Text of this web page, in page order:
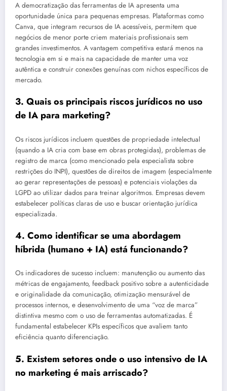
A democratização das ferramentas de IA apresenta uma
oportunidade única para pequenas empresas. Plataformas como
Canva, que integram recursos de IA acessíveis, permitem que
negócios de menor porte criem materiais profissionais sem
grandes investimentos. A vantagem competitiva estará menos na
tecnologia em si e mais na capacidade de manter uma voz
autêntica e construir conexões genuínas com nichos específicos de
mercado.
3. Quais os principais riscos jurídicos no uso
de IA para marketing?
Os riscos jurídicos incluem questões de propriedade intelectual
(quando a IA cria com base em obras protegidas), problemas de
registro de marca (como mencionado pela especialista sobre
restrições do INPI), questões de direitos de imagem (especialmente
ao gerar representações de pessoas) e potenciais violações da
LGPD ao utilizar dados para treinar algoritmos. Empresas devem
estabelecer políticas claras de uso e buscar orientação jurídica
especializada.
4. Como identificar se uma abordagem
híbrida (humano + IA) está funcionando?
Os indicadores de sucesso incluem: manutenção ou aumento das
métricas de engajamento, feedback positivo sobre a autenticidade
e originalidade da comunicação, otimização mensurável de
processos internos, e desenvolvimento de uma “voz de marca”
distintiva mesmo com o uso de ferramentas automatizadas. É
fundamental estabelecer KPIs específicos que avaliem tanto
eficiência quanto diferenciação.
5. Existem setores onde o uso intensivo de IA
no marketing é mais arriscado?